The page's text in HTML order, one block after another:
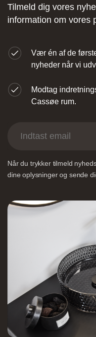
Tilmeld dig vores
information om vores
Vær én af de
nyheder når vi
Modtag
Cassøe rum.
Når du trykker tilmeld
dine oplysninger og sende
Danmark
Nettoline Ribe
Øster Vedsted
Nettoline
Gartnerivej 2,
Tvis Køkkener –